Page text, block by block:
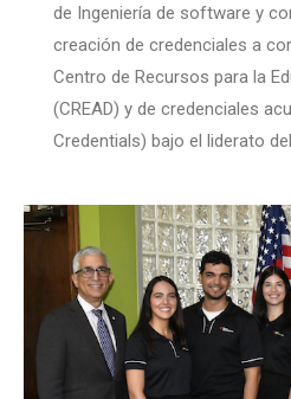
de Ingeniería de software y
creación de credenciales a
Centro de Recursos para la
(CREAD) y de credenciales
Credentials) bajo el liderato